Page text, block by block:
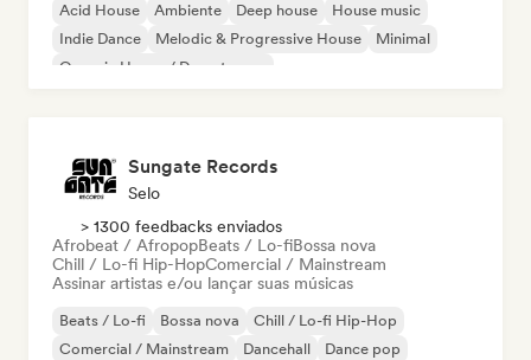
Acid House Ambiente Deep house
House music
Indie Dance
Melodic & Progressive House
Minimal
Organic House / Downtempo
Sungate Records
Selo
> 1300 feedbacks enviados
Afrobeat / AfropopBeats / Lo-fiBossa nova
Chill / Lo-fi Hip-HopComercial / Mainstream
Assinar artistas e/ou lançar suas músicas
Beats / Lo-fi Bossa nova
Chill / Lo-fi Hip-Hop
Comercial / Mainstream
Dancehall
Dance pop